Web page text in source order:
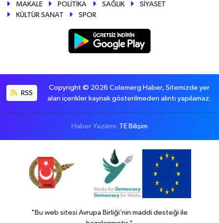
MAKALE
POLİTİKA SAĞLIK
SİYASET
KÜLTÜR SANAT
SPOR
RSS
Copyright © 2026 Colemerg Haber, Sitemizde yer
alan içerikler kaynak gösterilmeden alıntı yapılamaz.
Haber Yazılımı: TE Bilişim
"Bu web sitesi Avrupa Birliği’nin maddi desteği ile